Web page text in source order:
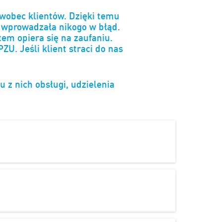
klientów. Dzięki temu
nikogo w błąd.
opiera się na zaufaniu.
Jeśli klient straci do nas
z nich obsługi, udzielenia